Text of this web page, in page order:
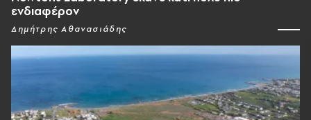
ενδιαφέρον
Δημήτρης Αθανασιάδης